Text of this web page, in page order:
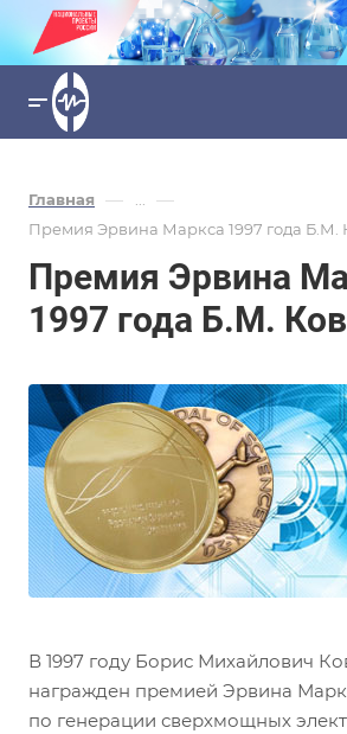
Главная — ... —
Премия Эрвина Маркса 1997 года Б.М.
Премия Эрвина
1997 года Б.М.
В 1997 году Борис Михайлович
награжден премией Эрвина
по генерации сверхмощных